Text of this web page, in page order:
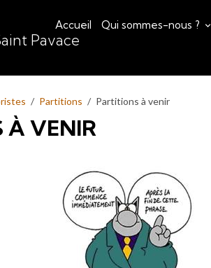
Pavace
Accueil Qui sommes-nous ?
Partitions Partitions à venir
À VENIR